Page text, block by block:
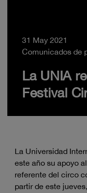
31 May 2021
Comunicados de
La UNIA
Festival
La Universidad
este año su apoyo al
referente del circo
partir de este